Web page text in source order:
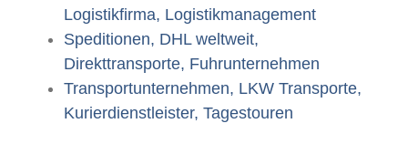
Logistikfirma, Logistikmanagement
Speditionen, DHL weltweit,
Direkttransporte, Fuhrunternehmen
Transportunternehmen, LKW Transporte,
Kurierdienstleister, Tagestouren